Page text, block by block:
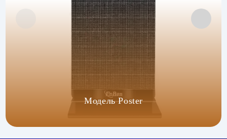
Модель Poster